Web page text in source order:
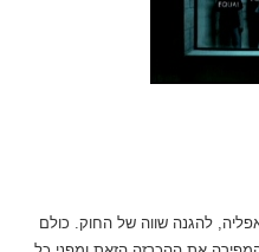
להגנה שווה של החוק. כולם